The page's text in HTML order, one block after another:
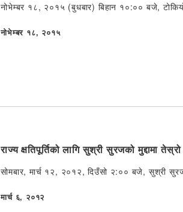
नोभेम्बर १८, २०१५ (बुधबार) बिहान १०:०० बजे, टोकियो
प्रकाशित
नोभेम्बर १८, २०१५
राज्य क्षतिपूर्तिको लागि सुश्री सुरजको मुद्दामा
सोमबार, मार्च १२, २०१२, दिउँसो २:०० बजे, सुश्री
प्रकाशित
मार्च ६, २०१२